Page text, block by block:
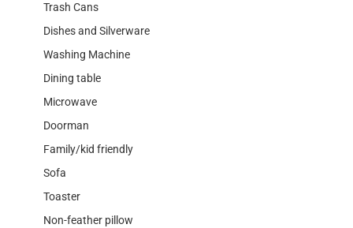
Trash Cans
Dishes and Silverware
Washing Machine
Dining table
Microwave
Doorman
Family/kid friendly
Sofa
Toaster
Non-feather pillow